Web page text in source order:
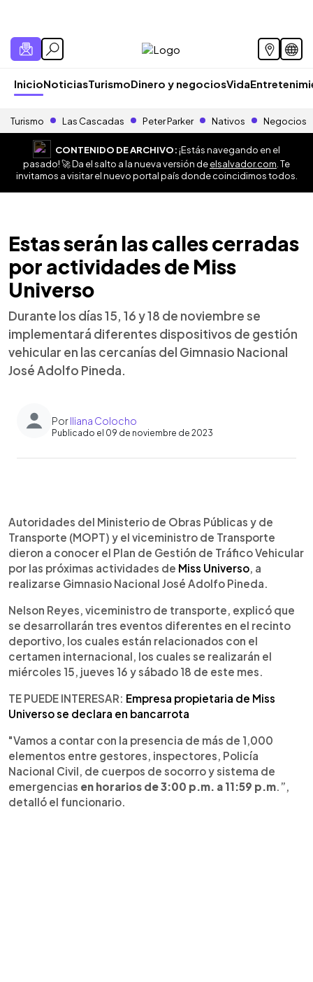
InicioNoticiasTurismoDinero y negociosVida
Turismo Las Cascadas Peter Parker Nativos Negocios
CONTENIDO DE ARCHIVO:¡Estás navegando en el
pasado! 🚀 Da el salto a la nueva versión deelsalvador.com . Te
invitamos a visitar el nuevo portal país donde coincidimos todos.
Estas serán las calles cerradas
por actividades de Miss
Universo
Durante los días 15, 16 y 18 de noviembre se
implementará diferentes dispositivos de gestión
vehicular en las cercanías del Gimnasio Nacional
José Adolfo Pineda.
PorIliana Colocho
Publicado el 09 de noviembre de 2023
► Escuchar artículo
Autoridades del Ministerio de Obras Públicas y de
Transporte (MOPT) y el viceministro de Transporte
dieron a conocer el Plan de Gestión de Tráfico Vehicular
por las próximas actividades de Miss Universo, a
realizarse Gimnasio Nacional José Adolfo Pineda.
Nelson Reyes, viceministro de transporte, explicó que
se desarrollarán tres eventos diferentes en el recinto
deportivo, los cuales están relacionados con el
certamen internacional, los cuales se realizarán el
miércoles 15, jueves 16 y sábado 18 de este mes.
TE PUEDE INTERESAR: Empresa propietaria de Miss
Universo se declara en bancarrota
"Vamos a contar con la presencia de más de 1,000
elementos entre gestores, inspectores, Policía
Nacional Civil, de cuerpos de socorro y sistema de
emergencias en horarios de 3:00 p.m. a 11:59 p.m.”,
detalló el funcionario.